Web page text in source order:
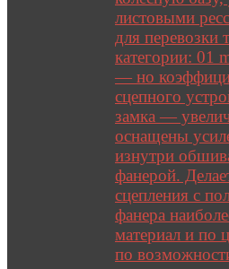
листовыми
для перевозки
категории: 01
— но
сцепного
замка —
оснащены
изнутри
фанерой.
сцепления с
фанера
материал и по
по